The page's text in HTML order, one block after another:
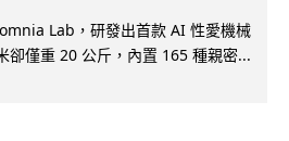
Lab，研發出首款 AI 性愛機械
卻僅重 20 公斤，內置 165 種親密...